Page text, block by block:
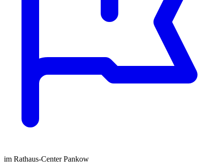
im Rathaus-Center Pankow